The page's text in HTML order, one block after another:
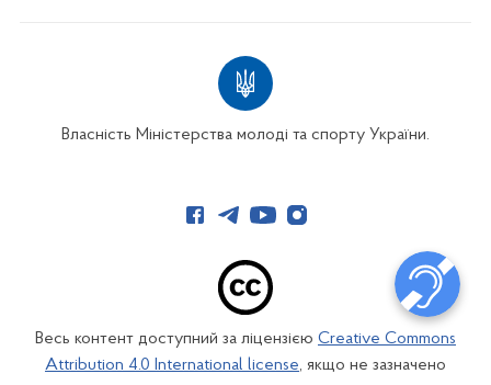
Власність Міністерства молоді та спорту України.
Весь контент доступний за ліцензією Creative Commons
Attribution 4.0 International license, якщо не зазначено